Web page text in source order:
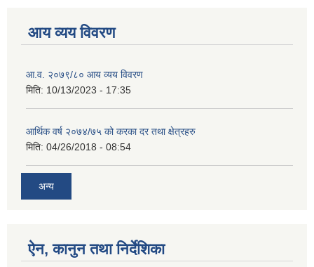
आय व्यय विवरण
आ.व. २०७९/८० आय व्यय विवरण
मिति: 10/13/2023 - 17:35
आर्थिक वर्ष २०७४/७५ को करका दर तथा क्षेत्रहरु
मिति: 04/26/2018 - 08:54
अन्य
ऐन, कानुन तथा निर्देशिका